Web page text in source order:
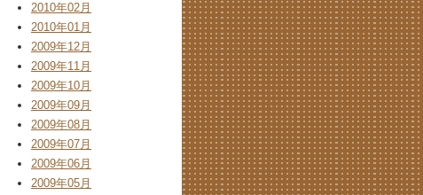
2010年02月
2010年01月
2009年12月
2009年11月
2009年10月
2009年09月
2009年08月
2009年07月
2009年06月
2009年05月